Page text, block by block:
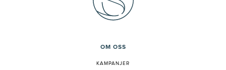
OM OSS
KAMPANJER